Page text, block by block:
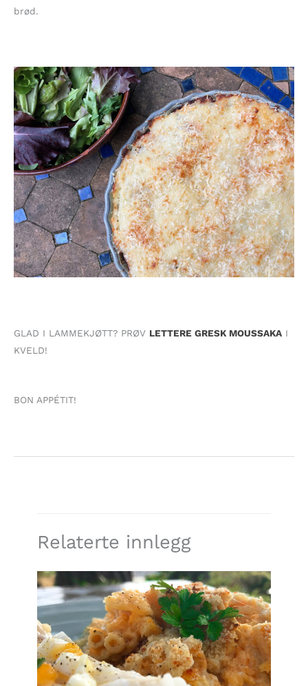
brød.
GLAD I LAMMEKJØTT? PRØV LETTERE GRESK MOUSSAKA I
KVELD!
BON APPÉTIT!
Relaterte innlegg